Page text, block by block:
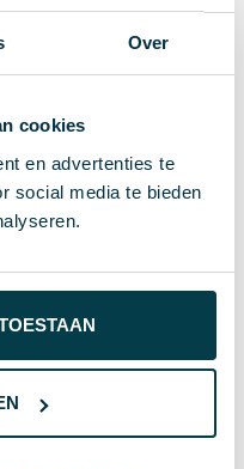
Over
cookies
en advertenties te
social media te bieden
104 g
Toppoint
Wood, Metal
19800
Wit
1.6 cm
3.2 cm
24.2 cm